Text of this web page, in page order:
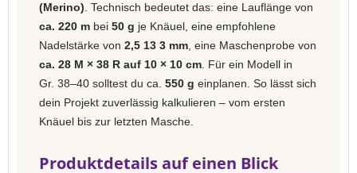
(Merino) . Technisch bedeutet das: eine Lauflänge von
ca. 220 m bei 50 g je Knäuel, eine empfohlene
Nadelstärke von 2,5 13 3 mm , eine Maschenprobe von
ca. 28 M × 38 R auf 10 × 10 cm . Für ein Modell in
Gr. 38–40 solltest du ca. 550 g einplanen. So lässt sich
dein Projekt zuverlässig kalkulieren – vom ersten
Knäuel bis zur letzten Masche.
Produktdetails auf einen Blick